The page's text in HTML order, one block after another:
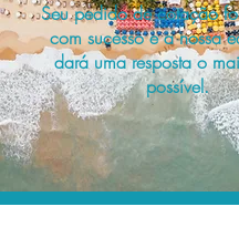
Seu pedido de cotação
com sucesso e a nossa
dará uma resposta o
possível.